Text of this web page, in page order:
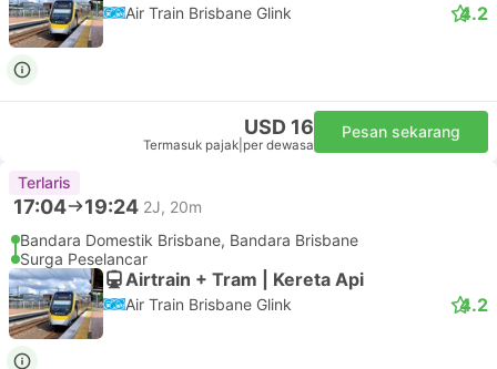
Air Train Brisbane Glink 4.2
USD 16
Termasuk pajak per dewasa
Pesan sekarang
Terlaris
17:04 19:24 2J, 20m
Bandara Domestik Brisbane, Bandara Brisbane
Surga Peselancar
Airtrain + Tram | Kereta Api
Air Train Brisbane Glink 4.2